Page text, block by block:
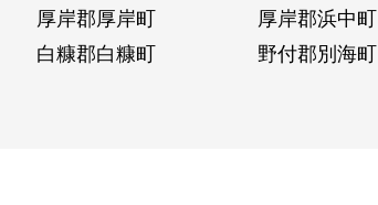
厚岸郡厚岸町
厚岸郡浜中町
白糠郡白糠町
野付郡別海町